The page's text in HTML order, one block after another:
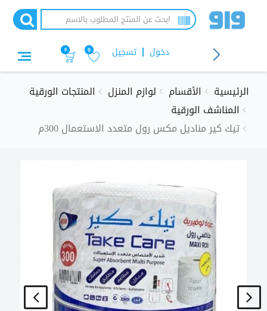
تسجيل دخول 0
0
الرئيسية الأقسام لوازم المنزل
المنتجات الورقية
المناشف الورقية
تيك كير مناديل مكس رول متعدد الاستعمال 300م